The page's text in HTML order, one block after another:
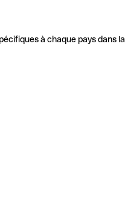
à chaque pays dans la